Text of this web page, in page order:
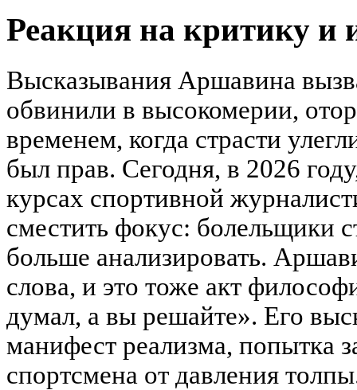
Реакция на критику и
Высказывания Аршавина
обвинили в высокомерии,
временем, когда страсти
был прав. Сегодня, в 2026
курсах спортивной
сместить фокус: болельщики
больше анализировать.
слова, и это тоже акт
думал, а вы решайте». Его
манифест реализма, попытка
спортсмена от давления